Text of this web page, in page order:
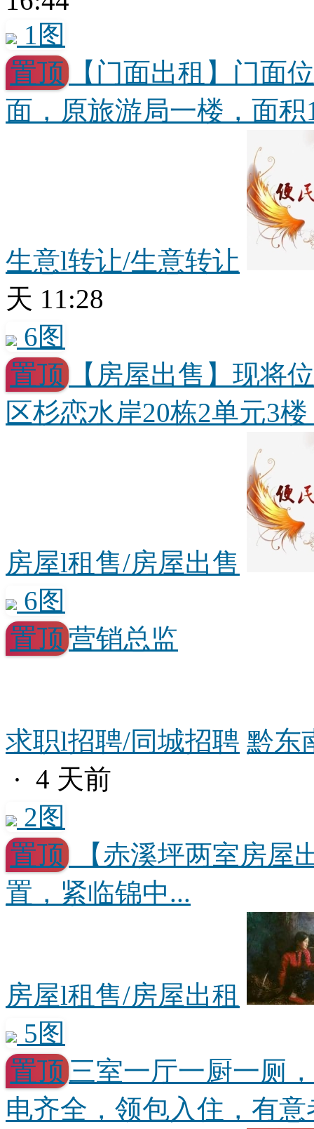
1图
置顶【门面出租】门面
面，原旅游局一楼，面积
生意l转让/生意转让
天 11:28
6图
置顶【房屋出售】现将
区杉恋水岸20栋2单元3
房屋l租售/房屋出售
6图
置顶营销总监
求职l招聘/同城招聘 黔东
· 4 天前
2图
置顶【赤溪坪两室房屋
置，紧临锦中...
房屋l租售/房屋出租
5图
置顶三室一厅一厨一厕
电齐全，领包入住，有